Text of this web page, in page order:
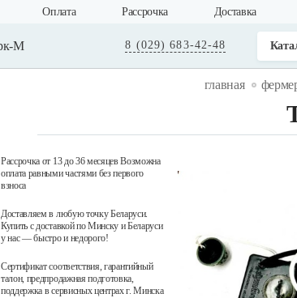
Оплата Рассрочка Доставка
8 (029) 683-42-48
главная
Рассрочка от 13 до 36 месяцев Возможна
оплата равными частями без первого
взноса
Доставляем в любую точку Беларуси.
Купить с доставкой по Минску и Беларуси
у нас — быстро и недорого!
Сертификат соответствия, гарантийный
талон, предпродажная подготовка,
поддержка в сервисных центрах г. Минска